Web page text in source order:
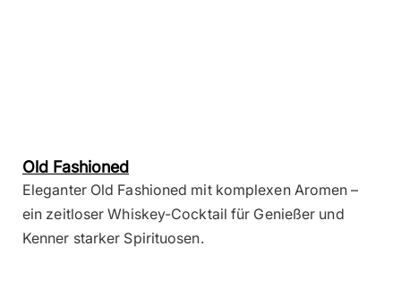
Old Fashioned
Eleganter Old Fashioned mit komplexen Aromen –
ein zeitloser Whiskey-Cocktail für Genießer und
Kenner starker Spirituosen.